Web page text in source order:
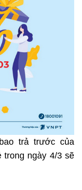
English
trả trước của
trong ngày 4/3 sẽ